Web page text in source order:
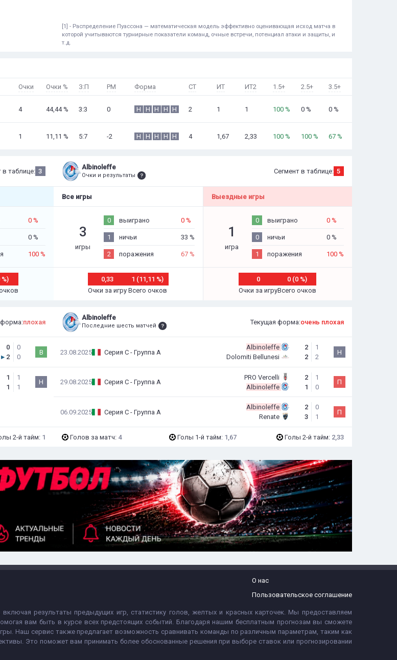
[1] - Распределение Пуассона — математическая модель эффективно оценивающая исход матча в
которой учитываются турнирные показатели команд, очные встречи, потенциал атаки и защиты, и
т.д.
Очки Очки % З:П РМ Форма СТ ИТ ИТ2 1.5+ 2.5+ 3.5+
4 44,44 % 3:3 0 Н Н Н Н Н 2 1 1 100 % 0 % 0 %
1 11,11 % 5:7 -2 Н Н Н Н Н 4 1,67 2,33 100 % 100 % 67 %
в таблице: 3
0 %
0 %
100 %
%)
Albinoleffe
Очки и результаты Сегмент в таблице: 5
Все игры
3
игры
0 выиграно 0 %
1 ничьи 33 %
2 поражения 67 %
0,33
Очки за игру
1 (11,11 %)
Всего очков
Выездные игры
1
игра
0 выиграно 0 %
0 ничьи 0 %
1 поражения 100 %
0
Очки за игру
0 (0 %)
Всего очков
форма:плохая
0
▸ 2
0
0
В
1
1
1
1
Н
2-й тайм: 1
Albinoleffe
Последние шесть матчей Текущая форма:очень плохая
23.08.2025 Серия C - Группа A
Albinoleffe
Dolomiti Bellunesi
2
2
1
2
Н
29.08.2025 Серия C - Группа A
PRO Vercelli
Albinoleffe
2
1
1
0
П
06.09.2025 Серия C - Группа A
Albinoleffe
Renate
2
3
0
1
П
Голов за матч: 4 Голы 1-й тайм: 1,67 Голы 2-й тайм: 2,33
О нас
Пользовательское соглашение
результаты предыдущих игр, статистику голов, желтых и красных карточек. Мы предоставляем
вам быть в курсе всех предстоящих событий. Благодаря нашим бесплатным прогнозам вы сможете
Наш сервис также предлагает возможность сравнивать команды по различным параметрам, таким как
Это поможет вам принимать более обоснованные решения при выборе ставок или прогнозировании